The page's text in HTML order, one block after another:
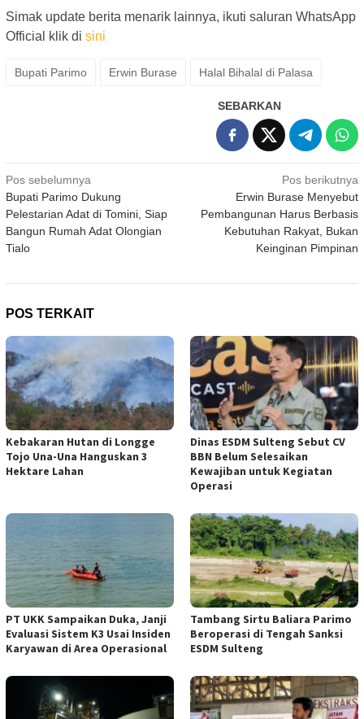
Simak update berita menarik lainnya, ikuti saluran WhatsApp
Official klik di sini
Bupati Parimo Erwin Burase Halal Bihalal di Palasa
SEBARKAN
Navigasi
pos
Pos sebelumnya
Bupati Parimo Dukung
Pelestarian Adat di Tomini, Siap
Bangun Rumah Adat Olongian
Tialo
Pos berikutnya
Erwin Burase Menyebut
Pembangunan Harus Berbasis
Kebutuhan Rakyat, Bukan
Keinginan Pimpinan
POS TERKAIT
Kebakaran Hutan di Longge
Tojo Una-Una Hanguskan 3
Hektare Lahan
Dinas ESDM Sulteng Sebut CV
BBN Belum Selesaikan
Kewajiban untuk Kegiatan
Operasi
PT UKK Sampaikan Duka, Janji
Evaluasi Sistem K3 Usai Insiden
Karyawan di Area Operasional
Tambang Sirtu Baliara Parimo
Beroperasi di Tengah Sanksi
ESDM Sulteng